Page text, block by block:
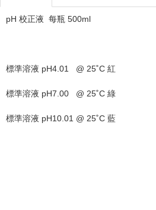
pH 校正液 每瓶 500ml
標準溶液 pH4.01 @ 25˚C 紅
標準溶液 pH7.00 @ 25˚C 綠
標準溶液 pH10.01 @ 25˚C 藍